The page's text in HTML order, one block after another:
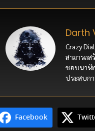
Darth
Crazy
สามารถส
ชอบนาฬิ
ประสบก
Facebook